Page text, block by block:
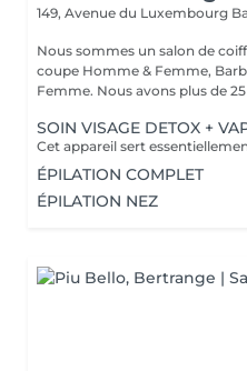
149, Avenue du Luxembourg
Nous sommes un salon de
coupe Homme & Femme,
Femme. Nous avons plus de
SOIN VISAGE DETOX +
ÉPILATION COMPLET
ÉPILATION NEZ